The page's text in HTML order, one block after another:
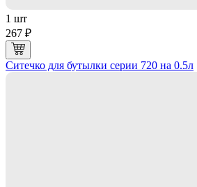
1 шт
267 ₽
Ситечко для бутылки серии 720 на 0.5л